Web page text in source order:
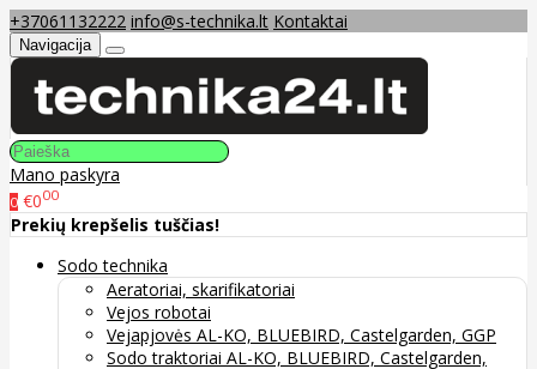
+37061132222 info@s-technika.lt Kontaktai
Navigacija
Mano paskyra
0 €000
Prekių krepšelis tuščias!
Sodo technika
Aeratoriai, skarifikatoriai
Vejos robotai
Vejapjovės AL-KO, BLUEBIRD, Castelgarden, GGP
Sodo traktoriai AL-KO, BLUEBIRD, Castelgarden,